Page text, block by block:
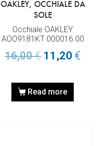
OAKLEY, OCCHIALE DA
SOLE
Occhiale OAKLEY
AOO9181KT 000016 00
16,00€ 11,20 €
Read more